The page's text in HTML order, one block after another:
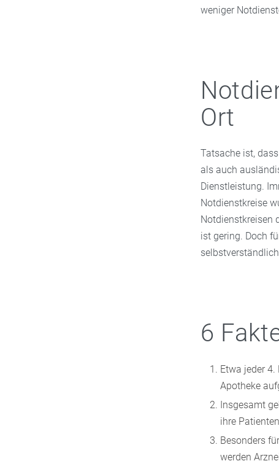
weniger
Ort
Tatsache ist,
als auch
Dienstleistung.
Notdienstkreise
Notdienstkreisen
ist gering. Doch
6
Etwa jeder
Apotheke
Insgesamt
ihre
Besonders
werden